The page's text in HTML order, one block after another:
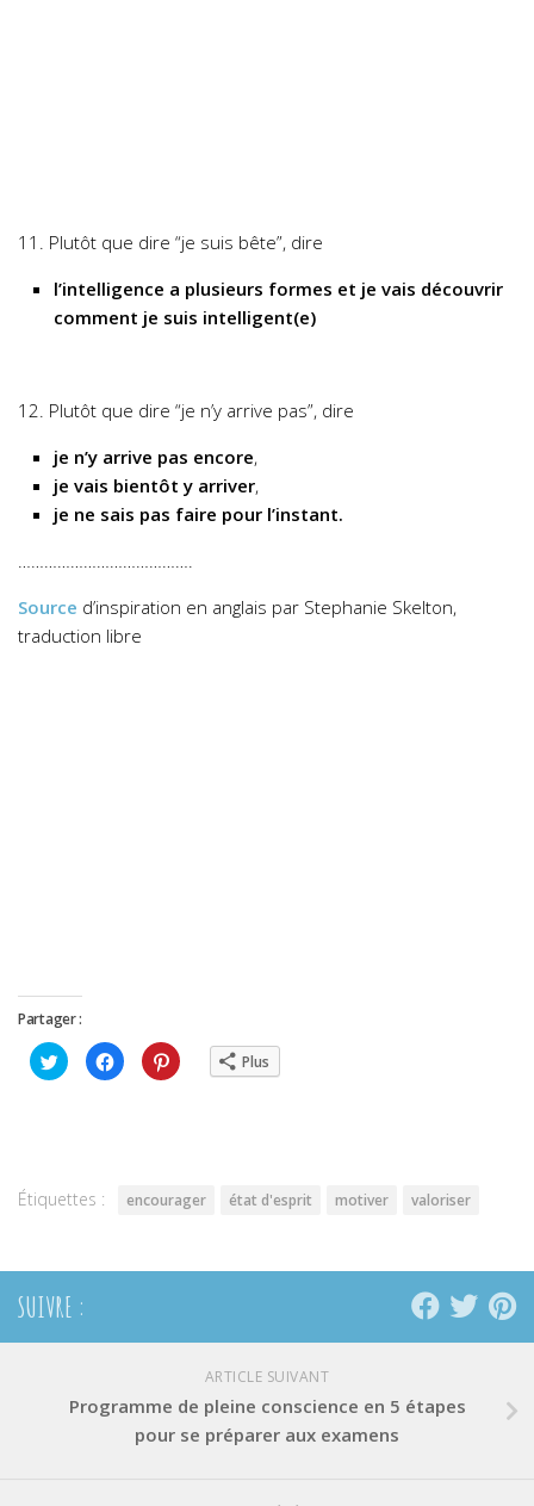
11. Plutôt que dire “je suis bête”, dire
l’intelligence a plusieurs formes et je vais découvrir
comment je suis intelligent(e)
12. Plutôt que dire “je n’y arrive pas”, dire
je n’y arrive pas encore,
je vais bientôt y arriver,
je ne sais pas faire pour l’instant.
Source d’inspiration en anglais par Stephanie Skelton,
traduction libre
Partager :
Cliquez
pour
partager
Cliquez
pour
partager
Cliquez
pour Plus
Étiquettes : encourager état d'esprit motiver valoriser
SUIVRE :
ARTICLE SUIVANT
Programme de pleine conscience en 5 étapes
pour se préparer aux examens